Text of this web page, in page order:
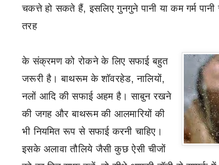
चकत्ते हो सकते हैं,इसलिए गुनगुने पानी या कम गर्म
तरह
के संक्रमण को रोकने के लिए सफाई बहुत
जरूरी है। बाथरूम के शॉवरहेड,नालियों,
नलों आदि की सफाई अहम है। साबुन रखने
की जगह और बाथरूम की आलमारियों की
भी नियमित रूप से सफाई करनी चाहिए।
इसके अलावा तौलिये जैसी कुछ ऐसी चीजों